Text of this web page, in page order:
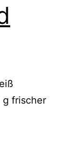
g frischer